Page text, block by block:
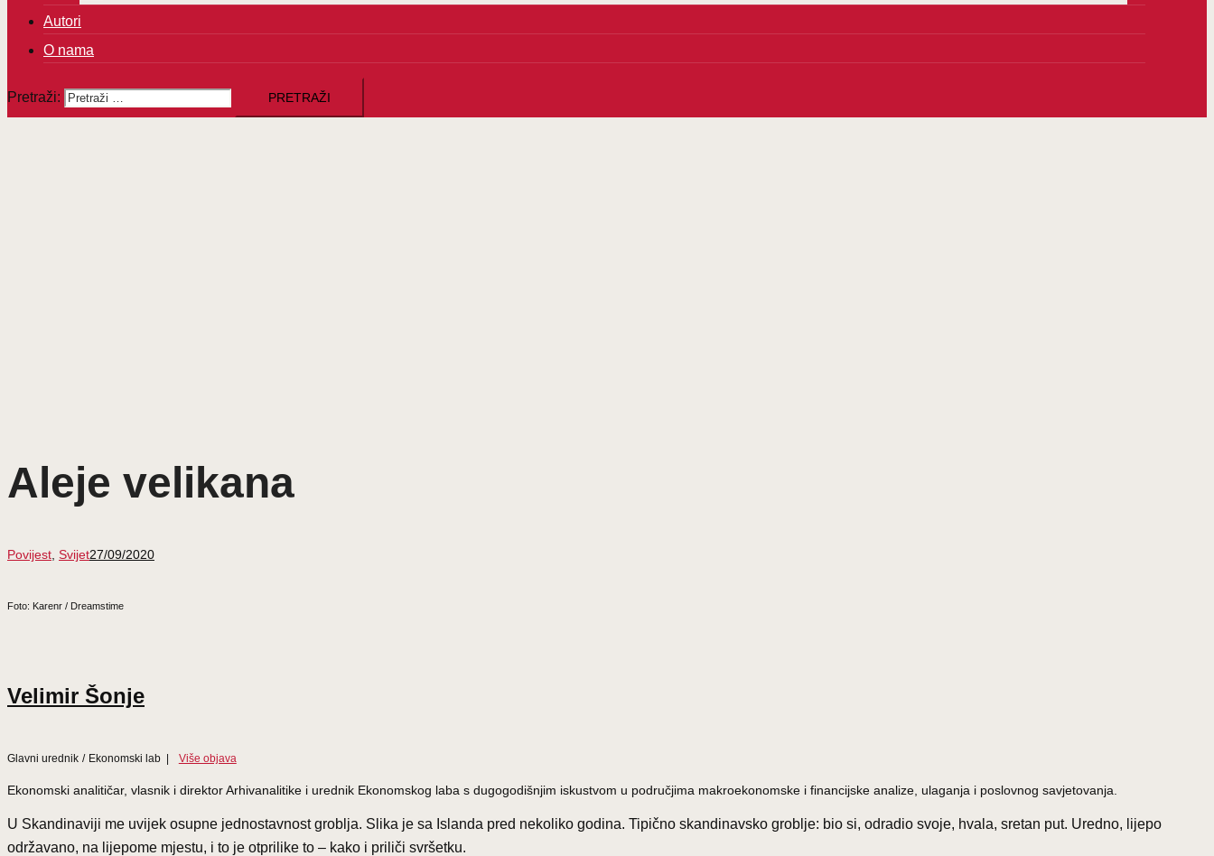
Autori
O nama
Pretraži:
Aleje velikana
Povijest Svijet27/09/2020
Foto: Karenr / Dreamstime
Velimir Šonje
Glavni urednik / Ekonomski lab | Više objava
Ekonomski analitičar, vlasnik i direktor Arhivanalitike i urednik Ekonomskog laba s dugogodišnjim iskustvom u područjima makroekonomske i financijske analize, ulaganja i poslovnog savjetovanja.
U Skandinaviji me uvijek osupne jednostavnost groblja. Slika je sa Islanda pred nekoliko godina. Tipično skandinavsko groblje: bio si, odradio svoje, hvala, sretan put. Uredno, lijepo
održavano, na lijepome mjestu, i to je otprilike to – kako i priliči svršetku.